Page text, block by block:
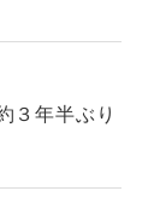
３年半ぶり